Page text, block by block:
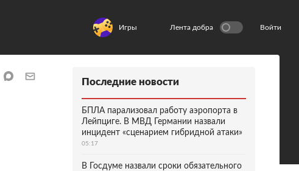
Игры Лента добра Войти
Последние новости
БПЛА парализовал работу аэропорта в
Лейпциге. В МВД Германии назвали
инцидент «сценарием гибридной атаки»
05:17
В Госдуме назвали сроки обязательного